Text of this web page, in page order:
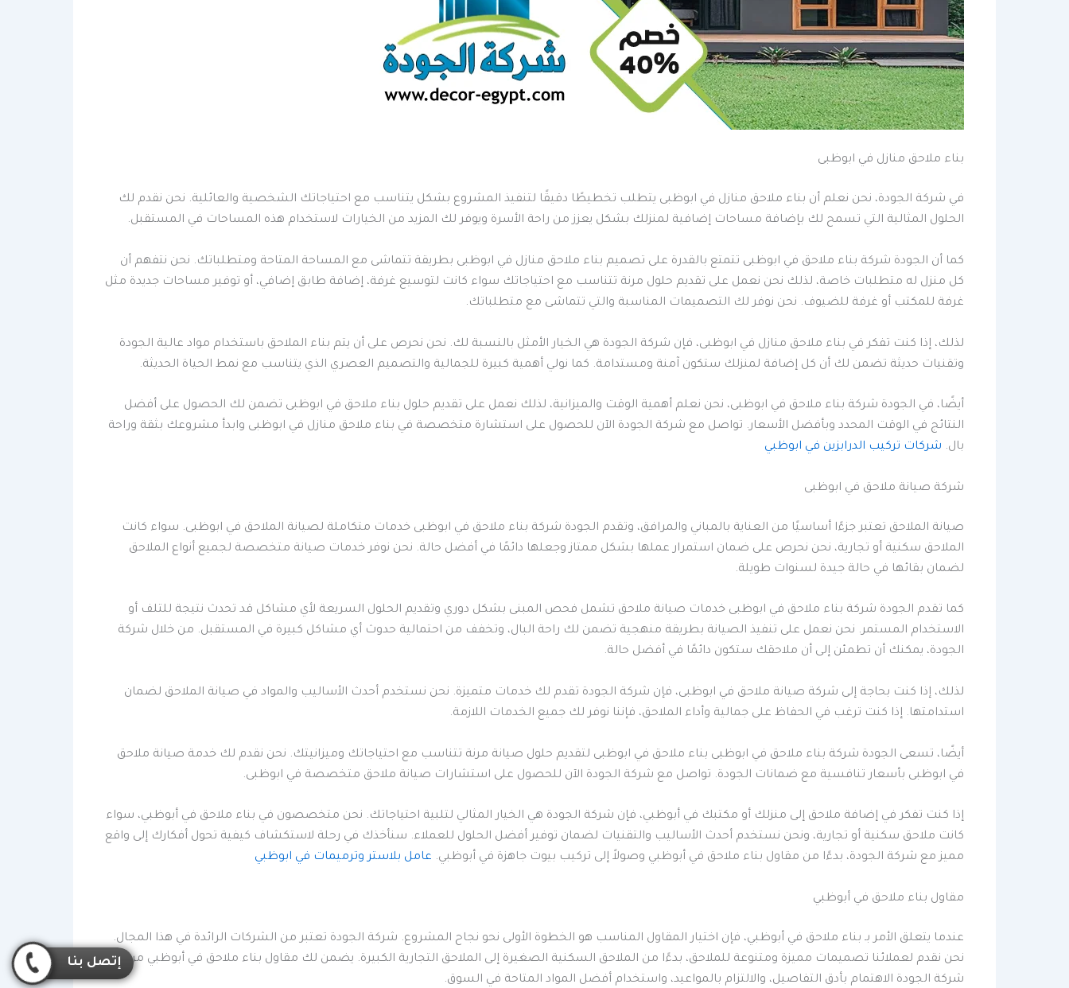
بناء ملاحق منازل في ابوظبى
في شركة الجودة، نحن نعلم أن بناء ملاحق منازل في ابوظبى يتطلب تخطيطًا دقيقًا لتنفيذ المشروع بشكل يتناسب مع احتياجاتك الشخصية والعائلية. نحن نقدم لك
الحلول المثالية التي تسمح لك بإضافة مساحات إضافية لمنزلك بشكل يعزز من راحة الأسرة ويوفر لك المزيد من الخيارات لاستخدام هذه المساحات في المستقبل.
كما أن الجودة شركة بناء ملاحق في ابوظبى تتمتع بالقدرة على تصميم بناء ملاحق منازل في ابوظبى بطريقة تتماشى مع المساحة المتاحة ومتطلباتك. نحن نتفهم أن
كل منزل له متطلبات خاصة، لذلك نحن نعمل على تقديم حلول مرنة تتناسب مع احتياجاتك سواء كانت لتوسيع غرفة، إضافة طابق إضافي، أو توفير مساحات جديدة مثل
غرفة للمكتب أو غرفة للضيوف. نحن نوفر لك التصميمات المناسبة والتي تتماشى مع متطلباتك.
لذلك، إذا كنت تفكر في بناء ملاحق منازل في ابوظبى، فإن شركة الجودة هي الخيار الأمثل بالنسبة لك. نحن نحرص على أن يتم بناء الملاحق باستخدام مواد عالية الجودة
وتقنيات حديثة تضمن لك أن كل إضافة لمنزلك ستكون آمنة ومستدامة. كما نولي أهمية كبيرة للجمالية والتصميم العصري الذي يتناسب مع نمط الحياة الحديثة.
أيضًا، في الجودة شركة بناء ملاحق في ابوظبى، نحن نعلم أهمية الوقت والميزانية، لذلك نعمل على تقديم حلول بناء ملاحق في ابوظبى تضمن لك الحصول على أفضل
النتائج في الوقت المحدد وبأفضل الأسعار. تواصل مع شركة الجودة الآن للحصول على استشارة متخصصة في بناء ملاحق منازل في ابوظبى وابدأ مشروعك بثقة وراحة
بال. شركات تركيب الدرابزين في ابوظبي
شركة صيانة ملاحق في ابوظبى
صيانة الملاحق تعتبر جزءًا أساسيًا من العناية بالمباني والمرافق، وتقدم الجودة شركة بناء ملاحق في ابوظبى خدمات متكاملة لصيانة الملاحق في ابوظبى. سواء كانت
الملاحق سكنية أو تجارية، نحن نحرص على ضمان استمرار عملها بشكل ممتاز وجعلها دائمًا في أفضل حالة. نحن نوفر خدمات صيانة متخصصة لجميع أنواع الملاحق
لضمان بقائها في حالة جيدة لسنوات طويلة.
كما تقدم الجودة شركة بناء ملاحق في ابوظبى خدمات صيانة ملاحق تشمل فحص المبنى بشكل دوري وتقديم الحلول السريعة لأي مشاكل قد تحدث نتيجة للتلف أو
الاستخدام المستمر. نحن نعمل على تنفيذ الصيانة بطريقة منهجية تضمن لك راحة البال، وتخفف من احتمالية حدوث أي مشاكل كبيرة في المستقبل. من خلال شركة
الجودة، يمكنك أن تطمئن إلى أن ملاحقك ستكون دائمًا في أفضل حالة.
لذلك، إذا كنت بحاجة إلى شركة صيانة ملاحق في ابوظبى، فإن شركة الجودة تقدم لك خدمات متميزة. نحن نستخدم أحدث الأساليب والمواد في صيانة الملاحق لضمان
استدامتها. إذا كنت ترغب في الحفاظ على جمالية وأداء الملاحق، فإننا نوفر لك جميع الخدمات اللازمة.
أيضًا، تسعى الجودة شركة بناء ملاحق في ابوظبى بناء ملاحق في ابوظبى لتقديم حلول صيانة مرنة تتناسب مع احتياجاتك وميزانيتك. نحن نقدم لك خدمة صيانة ملاحق
في ابوظبى بأسعار تنافسية مع ضمانات الجودة. تواصل مع شركة الجودة الآن للحصول على استشارات صيانة ملاحق متخصصة في ابوظبى.
إذا كنت تفكر في إضافة ملاحق إلى منزلك أو مكتبك في أبوظبي، فإن شركة الجودة هي الخيار المثالي لتلبية احتياجاتك. نحن متخصصون في بناء ملاحق في أبوظبي، سواء
كانت ملاحق سكنية أو تجارية، ونحن نستخدم أحدث الأساليب والتقنيات لضمان توفير أفضل الحلول للعملاء. سنأخذك في رحلة لاستكشاف كيفية تحول أفكارك إلى واقع
مميز مع شركة الجودة، بدءًا من مقاول بناء ملاحق في أبوظبي وصولاً إلى تركيب بيوت جاهزة في أبوظبي. عامل بلاستر وترميمات في ابوظبي
مقاول بناء ملاحق في أبوظبي
عندما يتعلق الأمر بـ بناء ملاحق في أبوظبي، فإن اختيار المقاول المناسب هو الخطوة الأولى نحو نجاح المشروع. شركة الجودة تعتبر من الشركات الرائدة في هذا المجال.
نحن نقدم لعملائنا تصميمات مميزة ومتنوعة للملاحق، بدءًا من الملاحق السكنية الصغيرة إلى الملاحق التجارية الكبيرة. يضمن لك مقاول بناء ملاحق في أبوظبي من
شركة الجودة الاهتمام بأدق التفاصيل، والالتزام بالمواعيد، واستخدام أفضل المواد المتاحة في السوق.
إتصل بنا